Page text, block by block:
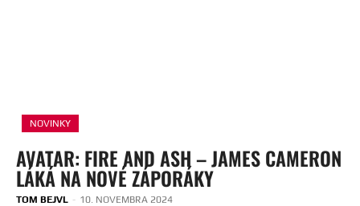
NOVINKY
AVATAR: FIRE AND ASH – JAMES CAMERON
LÁKÁ NA NOVÉ ZÁPORÁKY
TOM BEJVL - 10. NOVEMBRA 2024